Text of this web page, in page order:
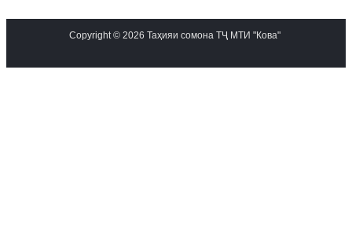
Copyright © 2026 Таҳияи сомона ТҶ МТИ "Кова"